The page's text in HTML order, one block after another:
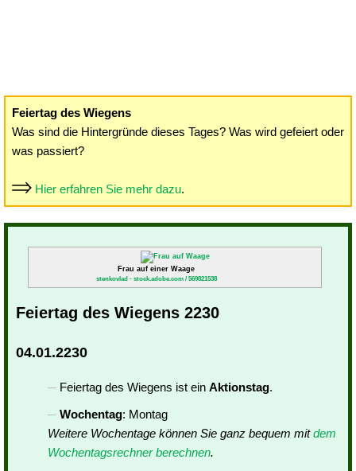
Feiertag des Wiegens
Was sind die Hintergründe dieses Tages? Was wird gefeiert oder
was passiert?
Hier erfahren Sie mehr dazu.
Frau auf einer Waage
stenkovlad - stock.adobe.com / 569821538
Feiertag des Wiegens 2230
04.01.2230
Feiertag des Wiegens ist ein Aktionstag.
Wochentag: Montag
Weitere Wochentage können Sie ganz bequem mitdem
Wochentagsrechner berechnen.